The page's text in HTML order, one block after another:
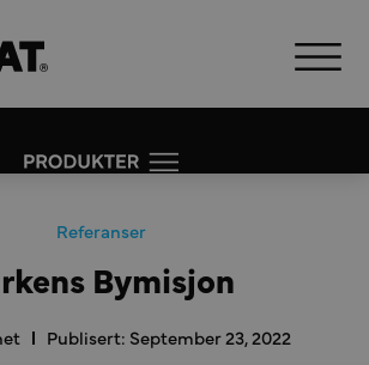
Referanser
Bymisjon
Publisert: September 23, 2022